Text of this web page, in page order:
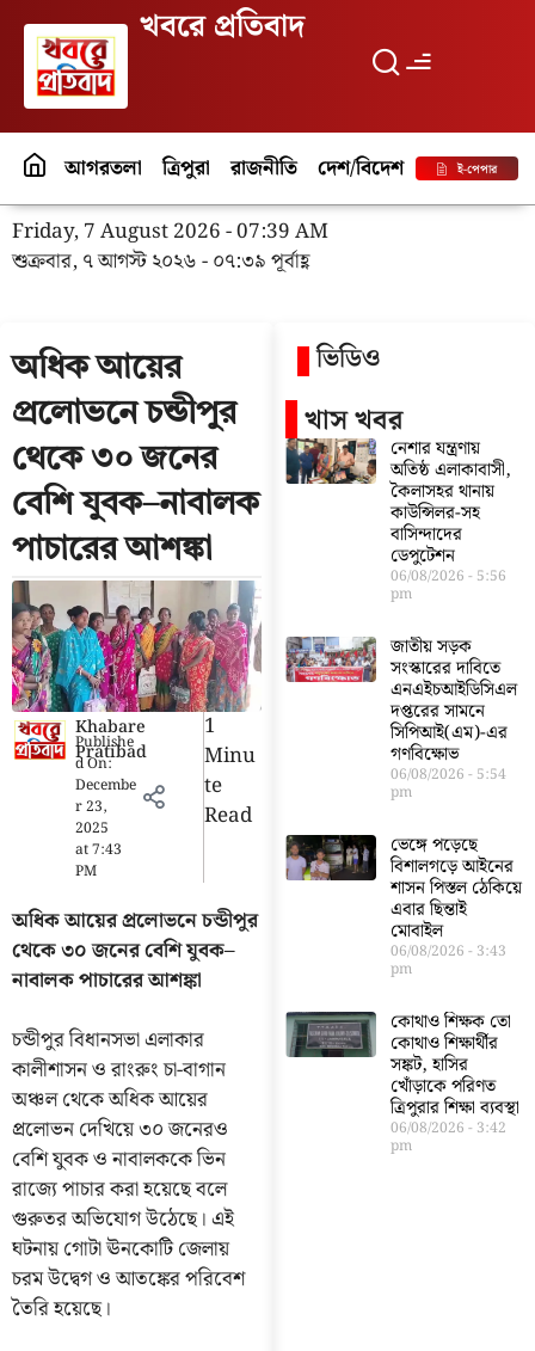
খবরে প্রতিবাদ
আগরতলা ত্রিপুরা রাজনীতি দেশ/বিদেশ পর্যটনই-পেপার
Friday, 7 August 2026 - 07:39 AM
শুক্রবার, ৭ আগস্ট ২০২৬ - ০৭:৩৯ পূর্বাহ্ণ
অধিক আয়ের
প্রলোভনে চন্ডীপুর
থেকে ৩০ জনের
বেশি যুবক–নাবালক
পাচারের আশঙ্কা
Khabare
Pratibad
Publishe
d On:
Decembe
r 23,
2025
at7:43
PM
1
Minu
Te
Read
অধিক আয়ের প্রলোভনে চন্ডীপুর
থেকে ৩০ জনের বেশি যুবক–
নাবালক পাচারের আশঙ্কা
চন্ডীপুর বিধানসভা এলাকার
কালীশাসন ও রাংরুং চা-বাগান
অঞ্চল থেকে অধিক আয়ের
প্রলোভন দেখিয়ে ৩০ জনেরও
বেশি যুবক ও নাবালককে ভিন
রাজ্যে পাচার করা হয়েছে বলে
গুরুতর অভিযোগ উঠেছে। এই
ঘটনায় গোটা ঊনকোটি জেলায়
চরম উদ্বেগ ও আতঙ্কের পরিবেশ
তৈরি হয়েছে।
ভিডিও
খাস খবর
নেশার যন্ত্রণায়
অতিষ্ঠ এলাকাবাসী,
কৈলাসহর থানায়
কাউন্সিলর-সহ
বাসিন্দাদের
ডেপুটেশন
06/08/2026 5:56
pm
জাতীয় সড়ক
সংস্কারের দাবিতে
এনএইচআইডিসিএল
দপ্তরের সামনে
সিপিআই(এম)-এর
গণবিক্ষোভ
06/08/2026 5:54
pm
ভেঙ্গে পড়েছে
বিশালগড়ে আইনের
শাসন পিস্তল ঠেকিয়ে
এবার ছিন্তাই
মোবাইল
06/08/2026 3:43
pm
কোথাও শিক্ষক তো
কোথাও শিক্ষার্থীর
সঙ্কট, হাসির
খোঁড়াকে পরিণত
ত্রিপুরার শিক্ষা ব্যবস্থা
06/08/2026 3:42
pm